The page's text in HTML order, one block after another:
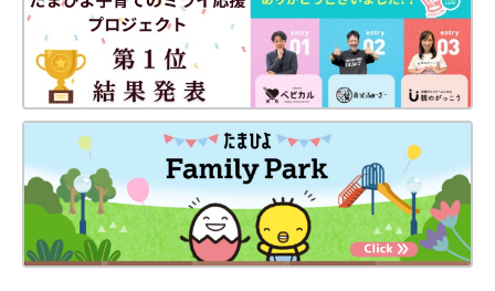
“新生児仮死”というショッキングな出来事がありましたが、NICU
の先生のおかげでなんとか一命を取り止めることができました。
おなかから出てくる直前で胎盤が剥離してしまい、酸素が取り込
めなくなってしまったことが原因だったようですが、現在10ヶ月
のわが子は大きく元気に育っています！
赤ちゃん・新生児の病気 新生児仮死の症
状とケア【医師監修】
＜新生児の病気＞【新生児仮死（しんせいじか
し）】って？ 新生児の呼吸・循環機能が子宮内
から外へ適応できない状態